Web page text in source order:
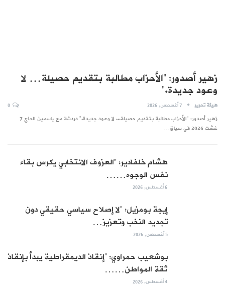
زهير أصدور: “الأحزاب مطالبة بتقديم حصيلة… لا
وعود جديدة.”
هيئة تحرير 7 أغسطس, 2026
زهير أصدور: "الأحزاب مطالبة بتقديم حصيلة... لا وعود جديدة." دردشة مع ياسمين الحاج 7
غشت 2026 في سياق…
هشام خلفادير: “العزوف الانتخابي يكرس بقاء
نفس الوجوه……
6 أغسطس, 2026
إيجة بومزيل: “لا إصلاح سياسي حقيقي دون
تجديد النخب وتعزيز…
5 أغسطس, 2026
بوشعيب حمراوي: “إنقاذ الديمقراطية يبدأ بإنقاذ
ثقة المواطن……
4 أغسطس, 2026